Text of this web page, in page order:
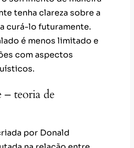
tenha clareza sobre a
curá-lo futuramente.
é menos limitado e
com aspectos
– teoria de
por Donald